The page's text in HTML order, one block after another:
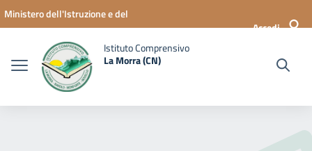
Vai ai contenuti
Vai al menu di navigazione
Vai al footer
Ministero dell'Istruzione e del
Accedi
Istituto Comprensivo
La Morra (CN)